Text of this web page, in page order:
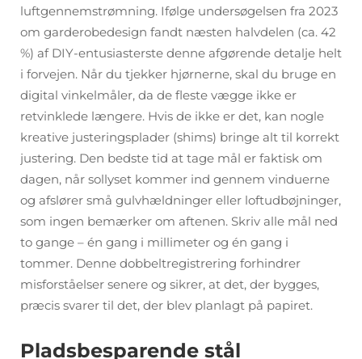
luftgennemstrømning. Ifølge undersøgelsen fra 2023
om garderobedesign fandt næsten halvdelen (ca. 42
%) af DIY-entusiasterste denne afgørende detalje helt
i forvejen. Når du tjekker hjørnerne, skal du bruge en
digital vinkelmåler, da de fleste vægge ikke er
retvinklede længere. Hvis de ikke er det, kan nogle
kreative justeringsplader (shims) bringe alt til korrekt
justering. Den bedste tid at tage mål er faktisk om
dagen, når sollyset kommer ind gennem vinduerne
og afslører små gulvhældninger eller loftudbøjninger,
som ingen bemærker om aftenen. Skriv alle mål ned
to gange – én gang i millimeter og én gang i
tommer. Denne dobbeltregistrering forhindrer
misforståelser senere og sikrer, at det, der bygges,
præcis svarer til det, der blev planlagt på papiret.
Pladsbesparende stål